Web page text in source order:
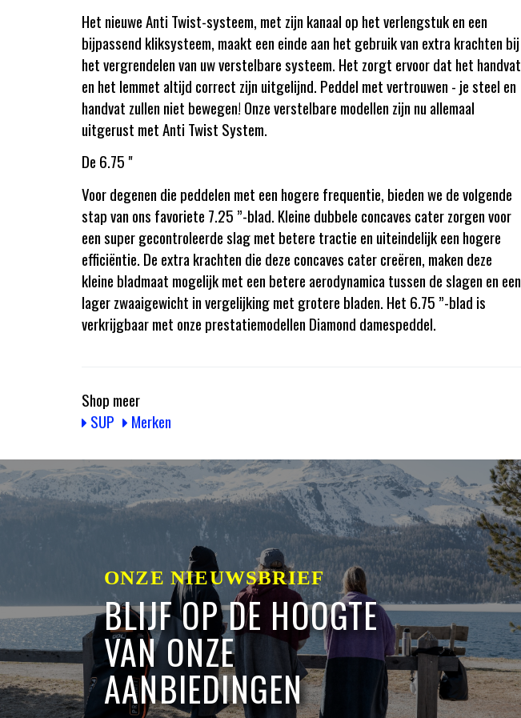
Het nieuwe Anti Twist-systeem, met zijn kanaal op het verlengstuk en een
bijpassend kliksysteem, maakt een einde aan het gebruik van extra krachten bij
het vergrendelen van uw verstelbare systeem. Het zorgt ervoor dat het handvat
en het lemmet altijd correct zijn uitgelijnd. Peddel met vertrouwen - je steel en
handvat zullen niet bewegen! Onze verstelbare modellen zijn nu allemaal
uitgerust met Anti Twist System.
De 6.75 "
Voor degenen die peddelen met een hogere frequentie, bieden we de volgende
stap van ons favoriete 7.25 ”-blad. Kleine dubbele concaves cater zorgen voor
een super gecontroleerde slag met betere tractie en uiteindelijk een hogere
efficiëntie. De extra krachten die deze concaves cater creëren, maken deze
kleine bladmaat mogelijk met een betere aerodynamica tussen de slagen en een
lager zwaaigewicht in vergelijking met grotere bladen. Het 6.75 ”-blad is
verkrijgbaar met onze prestatiemodellen Diamond damespeddel.
Shop meer
SUP
Merken
ONZE NIEUWSBRIEF
BLIJF OP DE HOOGTE
VAN ONZE
AANBIEDINGEN